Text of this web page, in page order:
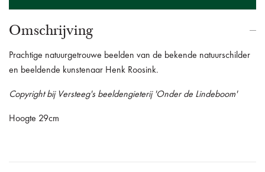
Omschrijving
Prachtige natuurgetrouwe beelden van de bekende natuurschilder
en beeldende kunstenaar Henk Roosink.
Copyright bij Versteeg's beeldengieterij 'Onder de Lindeboom'
Hoogte 29cm